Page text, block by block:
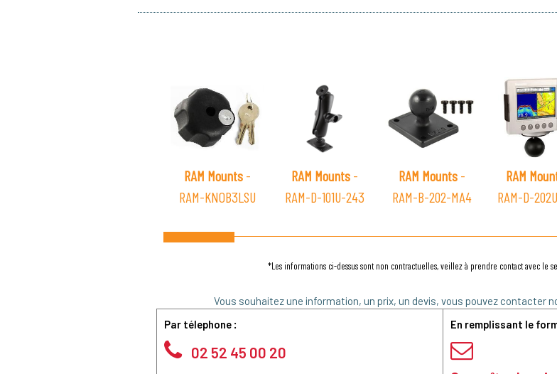
RAM Mounts-
RAM-KNOB3LSU
RAM Mounts-
RAM-D-101U-243
RAM Mounts-
RAM-B-202-MA4
RAM
RAM-D-
*Les informations ci-dessus sont non contractuelles, veillez à prendre contact avec le
Vous souhaitez une information, un prix, un devis, vous pouvez contacter
Par télephone :
02 52 45 00 20
En remplissant le